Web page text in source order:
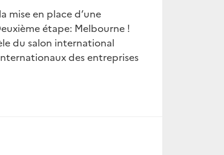
mise en place d’une
étape: Melbourne !
du salon international
des entreprises